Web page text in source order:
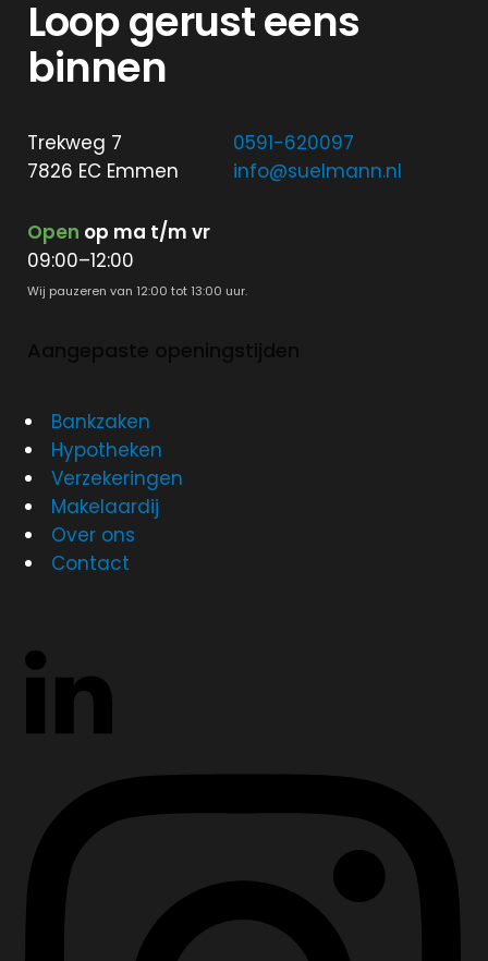
Loop gerust eens
binnen
Trekweg 7
7826 EC Emmen
0591-620097
info@suelmann.nl
Open op ma t/m vr
09:00–12:00
Wij pauzeren van 12:00 tot 13:00 uur.
Bankzaken
Hypotheken
Verzekeringen
Makelaardij
Over ons
Contact